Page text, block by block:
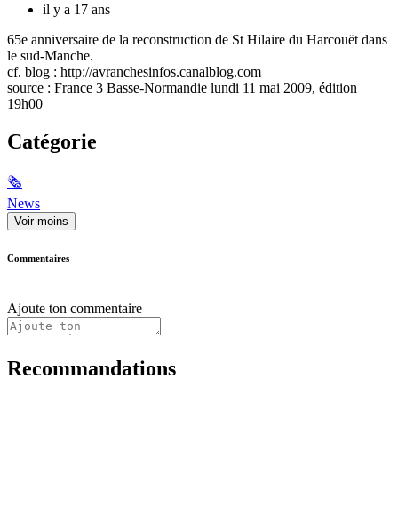
il y a 17 ans
65e anniversaire de la reconstruction de St Hilaire du Harcouët dans
le sud-Manche.
cf. blog : http://avranchesinfos.canalblog.com
source : France 3 Basse-Normandie lundi 11 mai 2009, édition
19h00
Catégorie
🗞
News
Voir moins
Commentaires
Ajoute ton commentaire
Recommandations